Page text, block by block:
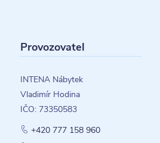
Provozovatel
INTENA Nábytek
Vladimír Hodina
IČO: 73350583
+420 777 158 960